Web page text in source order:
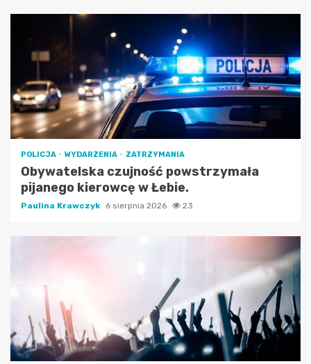
POLICJA WYDARZENIA ZATRZYMANIA
Obywatelska czujność powstrzymała
pijanego kierowcę w Łebie.
Paulina Krawczyk 6 sierpnia 2026 23